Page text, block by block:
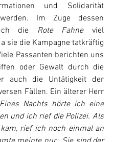
und Solidarität
Im Zuge dessen
die Rote Fahne viel
sie die Kampagne tatkräftig
Passanten berichten uns
oder Gewalt durch die
auch die Untätigkeit der
Fällen. Ein älterer Herr
Nachts hörte ich eine
und ich rief die Polizei. Als
rief ich noch einmal an